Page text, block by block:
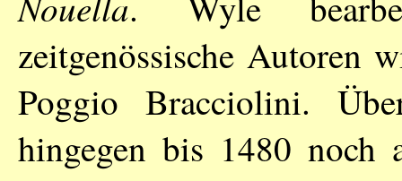
zeitgenössische Autoren
Poggio Bracciolini.
hingegen bis 1480 noch